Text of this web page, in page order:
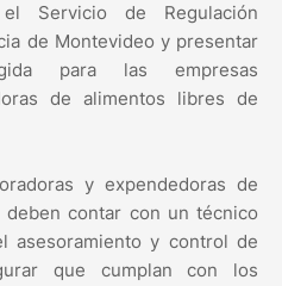
Servicio de Regulación
de Montevideo y presentar
para las empresas
de alimentos libres de
y expendedoras de
contar con un técnico
asesoramiento y control de
que cumplan con los